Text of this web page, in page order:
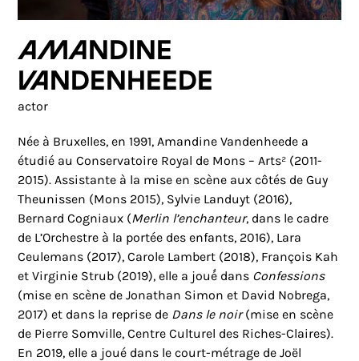
Amandine
Vandenheede
actor
Née à Bruxelles, en 1991, Amandine Vandenheede a
étudié au Conservatoire Royal de Mons – Arts² (2011-
2015). Assistante à la mise en scène aux côtés de Guy
Theunissen (Mons 2015), Sylvie Landuyt (2016),
Bernard Cogniaux (Merlin l’enchanteur, dans le cadre
de L’Orchestre à la portée des enfants, 2016), Lara
Ceulemans (2017), Carole Lambert (2018), François Kah
et Virginie Strub (2019), elle a joué́ dans Confessions
(mise en scène de Jonathan Simon et David Nobrega,
2017) et dans la reprise de Dans le noir(mise en scène
de Pierre Somville, Centre Culturel des Riches-Claires).
En 2019, elle a joué dans le court-métrage de Joël